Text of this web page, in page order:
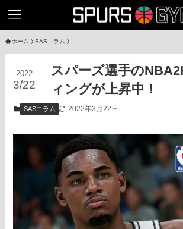
ホーム SASコラム
スパーズ選手の
ィングが上昇中！
2022
3/22
SASコラム 2022年3月22日